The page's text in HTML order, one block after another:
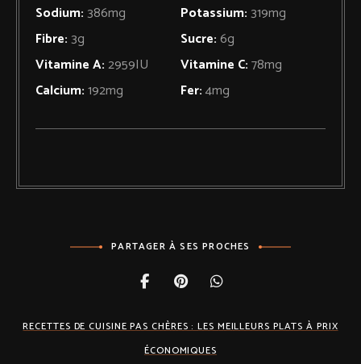
Sodium:386mg Potassium:319mg
Fibre:3g Sucre:6g
Vitamine A:2959IU Vitamine C:78mg
Calcium:192mg Fer:4mg
PARTAGER À SES PROCHES
RECETTES DE CUISINE PAS CHÈRES : LES MEILLEURS PLATS À PRIX
ÉCONOMIQUES